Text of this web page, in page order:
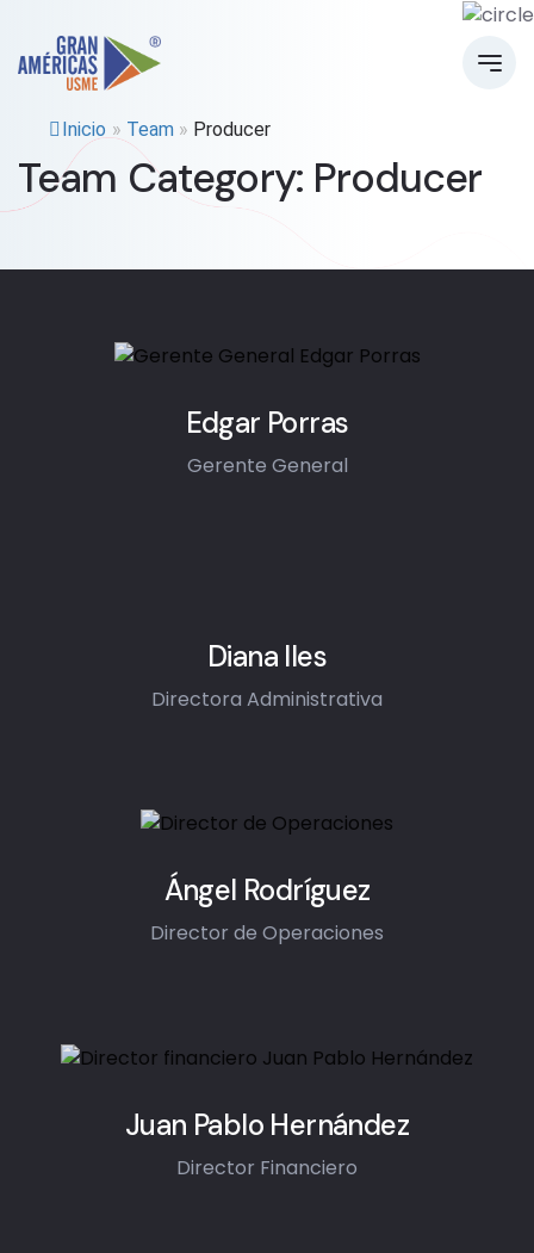
Inicio » Team » Producer
Team Category: Producer
Edgar Porras
Gerente General
Diana Iles
Directora Administrativa
Ángel Rodríguez
Director de Operaciones
Juan Pablo Hernández
Director Financiero